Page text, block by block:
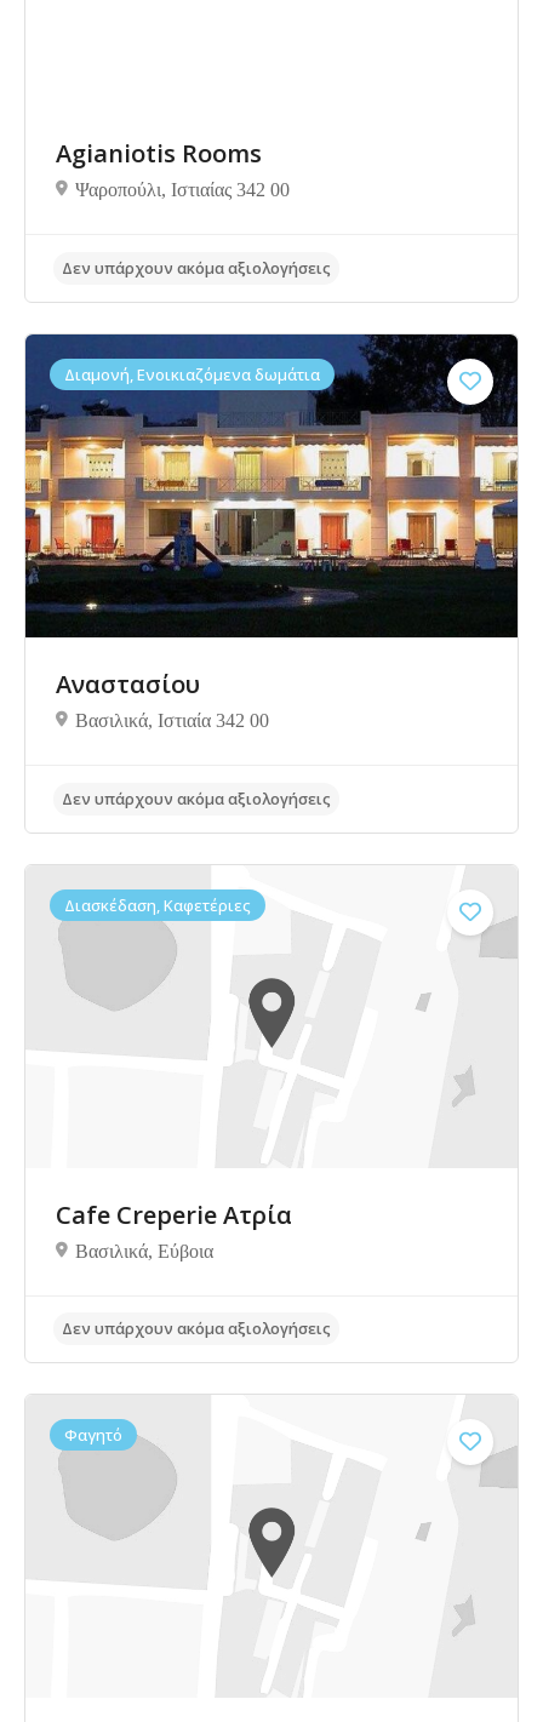
Δεν υπάρχουν ακόμα αξιολογήσεις
Δεν υπάρχουν ακόμα αξιολογήσεις
Agianiotis Rooms
Ψαροπούλι, Ιστιαίας 342 00
Δεν υπάρχουν ακόμα αξιολογήσεις
Διαμονή, Ενοικιαζόμενα δωμάτια
Αναστασίου
Βασιλικά, Ιστιαία 342 00
Διασκέδαση, Καφετέριες
Cafe Creperie Ατρία
Βασιλικά, Eύβοια
Φαγητό